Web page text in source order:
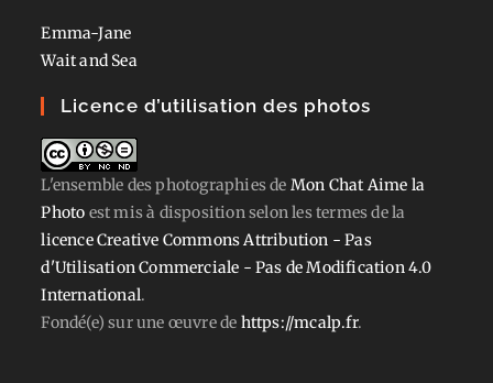
Emma-Jane
Wait and Sea
Licence d’utilisation des photos
L'ensemble des photographiesde Mon Chat Aime la
Photo est mis à disposition selon les termes de la
licence Creative Commons Attribution - Pas
d'Utilisation Commerciale - Pas de Modification 4.0
International.
Fondé(e) sur une œuvre de https://mcalp.fr.